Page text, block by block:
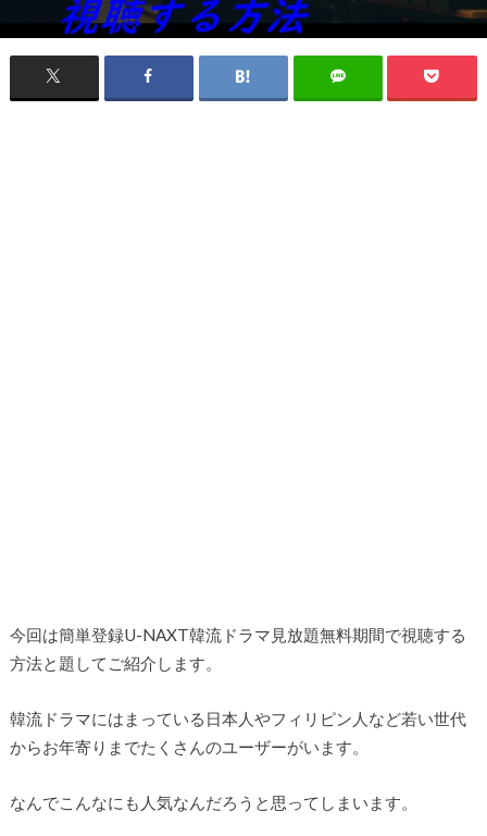
今回は簡単登録U-NAXT韓流ドラマ見放題無料期間で視聴する
方法と題してご紹介します。
韓流ドラマにはまっている日本人やフィリピン人など若い世代
からお年寄りまでたくさんのユーザーがいます。
なんでこんなにも人気なんだろうと思ってしまいます。